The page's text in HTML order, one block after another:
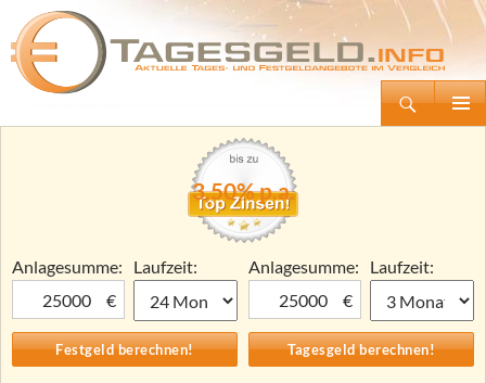
Tagesgeld.info – Tagesgeldkonten vergleichen und Tagesgeld-Zinsen berechnen
Zum
3,50% p.a.
Anlagesumme:
€
Laufzeit:
Anlagesumme:
€
Laufzeit: